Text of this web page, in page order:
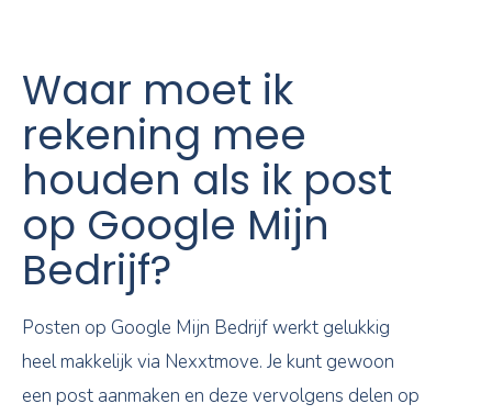
Waar moet ik
rekening mee
houden als ik post
op Google Mijn
Bedrijf?
Posten op Google Mijn Bedrijf werkt gelukkig
heel makkelijk via Nexxtmove. Je kunt gewoon
een post aanmaken en deze vervolgens delen op